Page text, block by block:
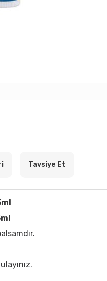
Tavsiye Et